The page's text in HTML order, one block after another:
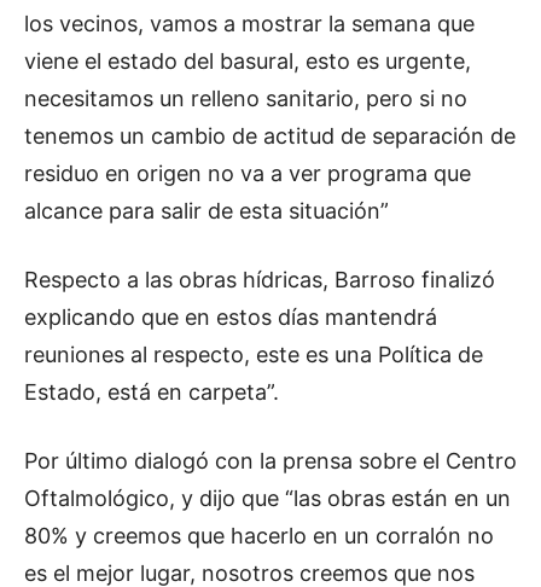
los vecinos, vamos a mostrar la semana que
viene el estado del basural, esto es urgente,
necesitamos un relleno sanitario, pero si no
tenemos un cambio de actitud de separación de
residuo en origen no va a ver programa que
alcance para salir de esta situación”
Respecto a las obras hídricas, Barroso finalizó
explicando que en estos días mantendrá
reuniones al respecto, este es una Política de
Estado, está en carpeta”.
Por último dialogó con la prensa sobre el Centro
Oftalmológico, y dijo que “las obras están en un
80% y creemos que hacerlo en un corralón no
es el mejor lugar, nosotros creemos que nos